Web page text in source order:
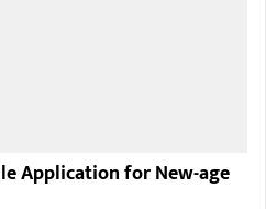
Application for New-age